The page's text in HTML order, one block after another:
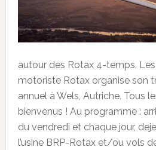
autour des Rotax 4-temps.
motoriste Rotax organise son
annuel à Wels, Autriche. Tous
bienvenus ! Au programme :
du vendredi et chaque jour,
l’usine BRP-Rotax et/ou vols